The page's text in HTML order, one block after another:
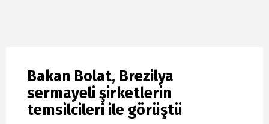
Bakan Bolat, Brezilya
sermayeli şirketlerin
temsilcileri ile görüştü